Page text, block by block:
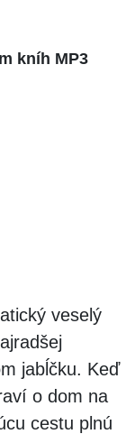
kníh MP3
veselý
jabĺčku. Keď
o dom na
cestu plnú